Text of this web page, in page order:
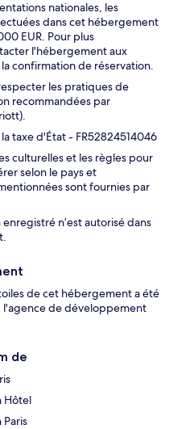
nationales, les
dans cet hébergement
EUR. Pour plus
l'hébergement aux
confirmation de réservation.
les pratiques de
recommandées par
taxe d'État - FR52824514046
culturelles et les règles pour
selon le pays et
sont fournies par
n’est autorisé dans
de cet hébergement a été
l'agence de développement
de
Hôtel
Paris